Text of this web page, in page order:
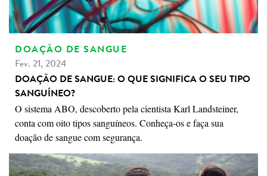
DOAÇÃO DE SANGUE
Fev. 21, 2024
DOAÇÃO DE SANGUE: O QUE SIGNIFICA O SEU TIPO
SANGUÍNEO?
O sistema ABO, descoberto pela cientista Karl Landsteiner,
conta com oito tipos sanguíneos. Conheça-os e faça sua
doação de sangue com segurança.